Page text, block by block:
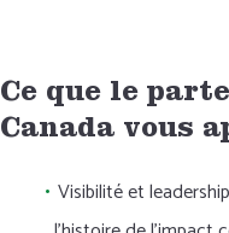
Ce que le
Canada vous
Visibilité et